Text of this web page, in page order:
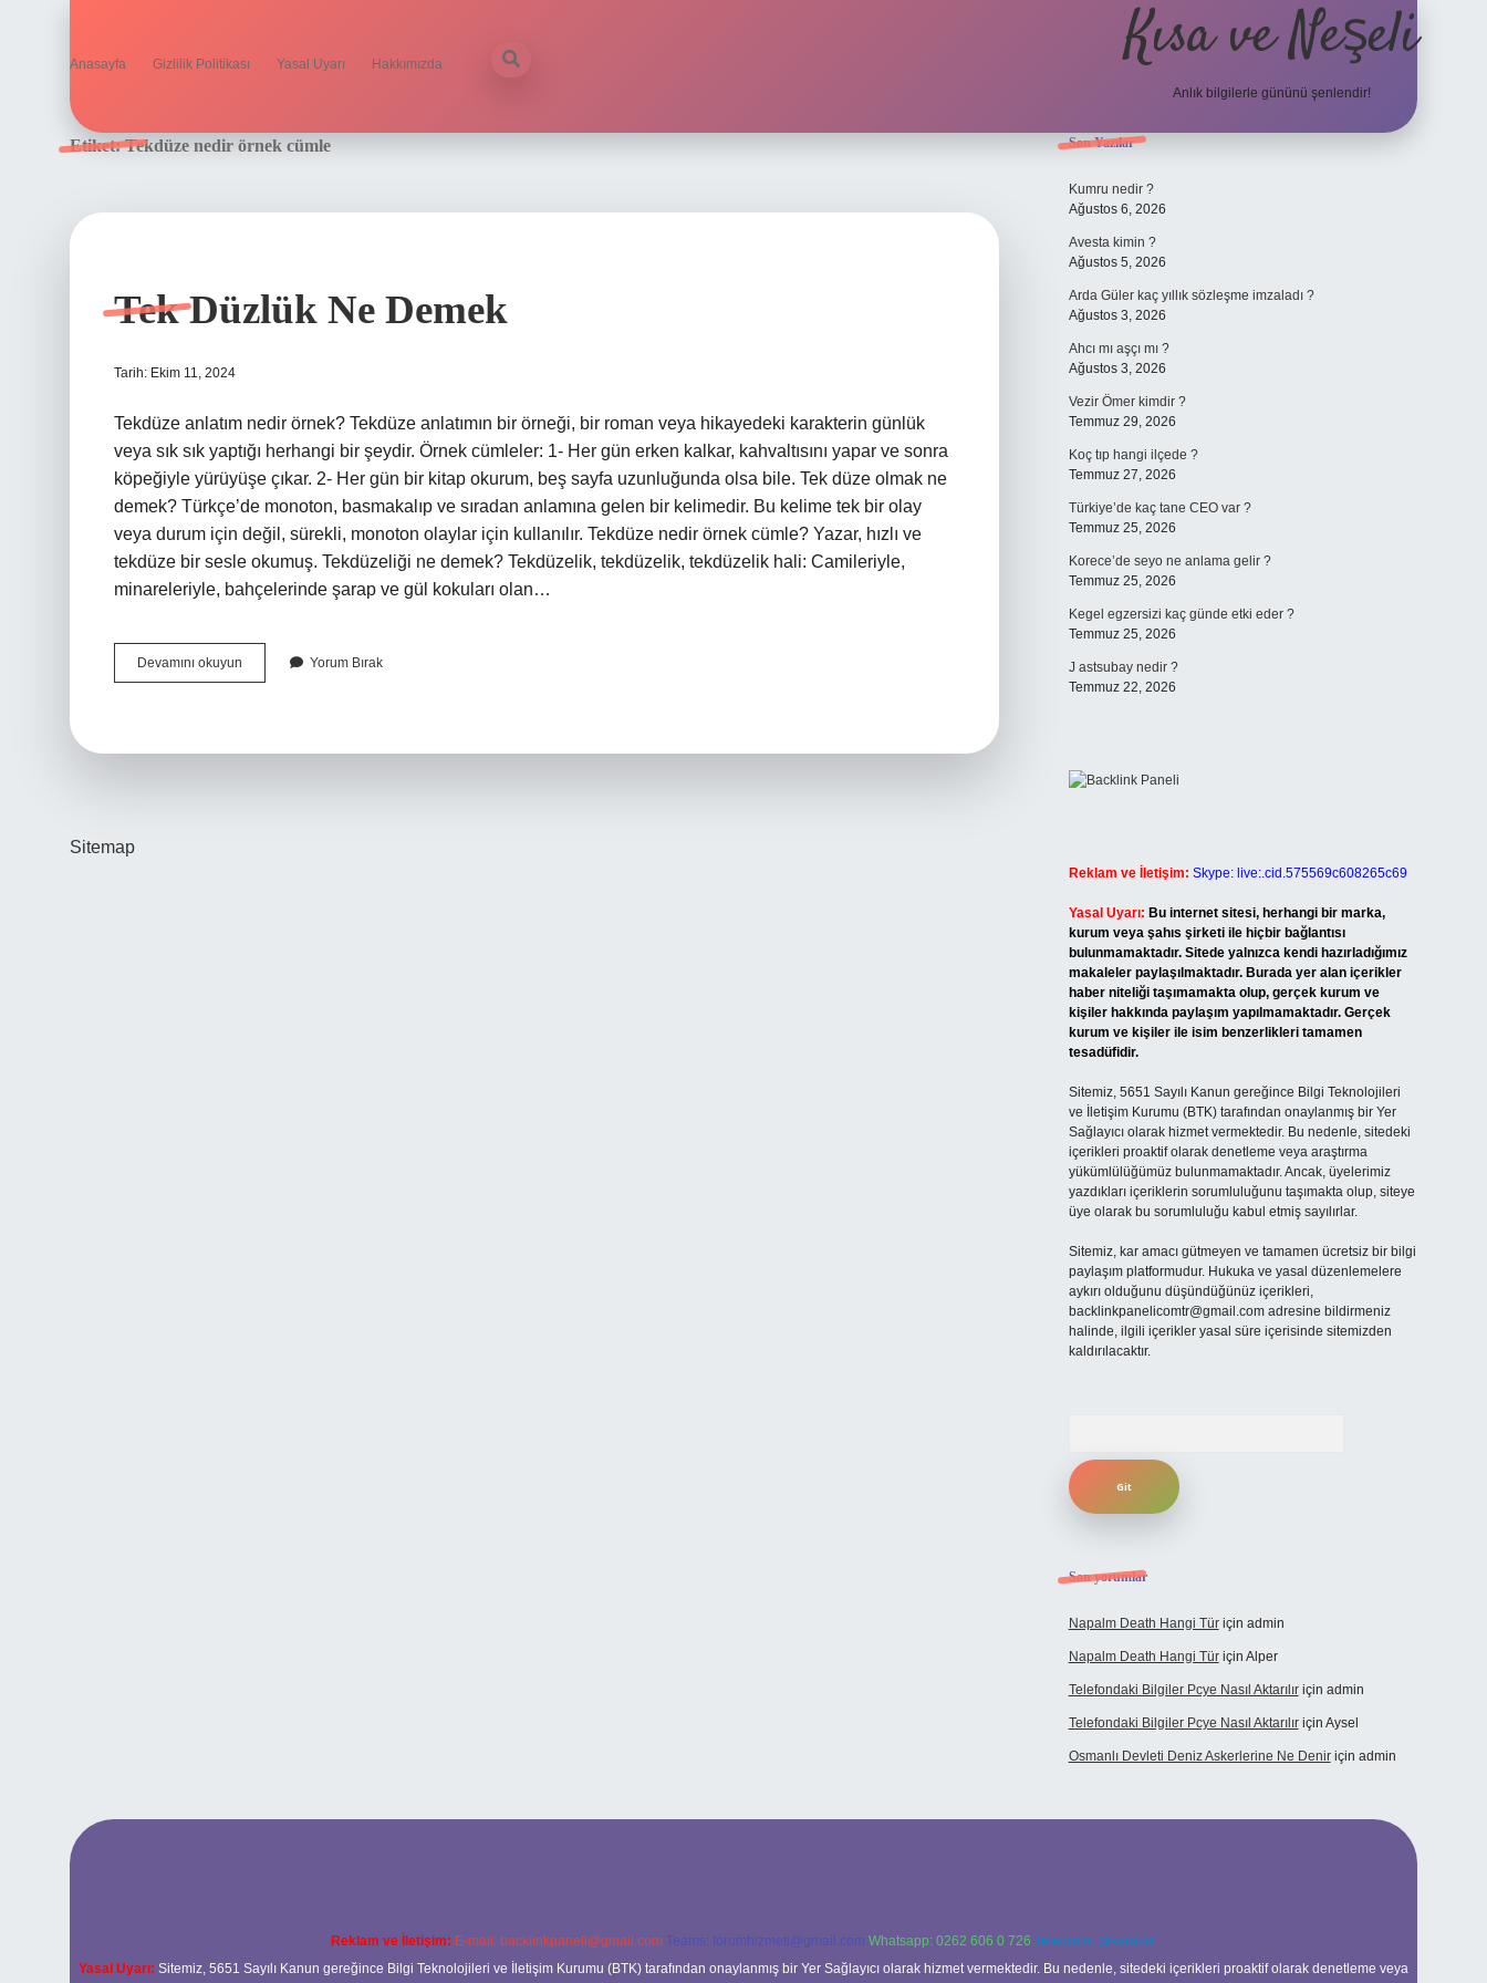
Anasayfa Gizlilik Politikası Yasal Uyarı Hakkımızda Kısa ve Neşeli
Anlık bilgilerle gününü şenlendir!
Etiket:Tekdüze nedir örnek cümle
Tek Düzlük Ne Demek
Tarih: Ekim 11, 2024
Tekdüze anlatım nedir örnek? Tekdüze anlatımın bir örneği, bir roman veya hikayedeki karakterin günlük
veya sık sık yaptığı herhangi bir şeydir. Örnek cümleler: 1- Her gün erken kalkar, kahvaltısını yapar ve sonra
köpeğiyle yürüyüşe çıkar. 2- Her gün bir kitap okurum, beş sayfa uzunluğunda olsa bile. Tek düze olmak ne
demek? Türkçe’de monoton, basmakalıp ve sıradan anlamına gelen bir kelimedir. Bu kelime tek bir olay
veya durum için değil, sürekli, monoton olaylar için kullanılır. Tekdüze nedir örnek cümle? Yazar, hızlı ve
tekdüze bir sesle okumuş. Tekdüzeliği ne demek? Tekdüzelik, tekdüzelik, tekdüzelik hali: Camileriyle,
minareleriyle, bahçelerinde şarap ve gül kokuları olan…
Devamını okuyun
Düzlük
Yorum Bırak
Sitemap
Sidebar
Son Yazılar
Kumru nedir ?
Ağustos 6, 2026
Avesta kimin ?
Ağustos 5, 2026
Arda Güler kaç yıllık sözleşme imzaladı ?
Ağustos 3, 2026
Ahcı mı aşçı mı ?
Ağustos 3, 2026
Vezir Ömer kimdir ?
Temmuz 29, 2026
Koç tıp hangi ilçede ?
Temmuz 27, 2026
Türkiye’de kaç tane CEO var ?
Temmuz 25, 2026
Korece’de seyo ne anlama gelir ?
Temmuz 25, 2026
Kegel egzersizi kaç günde etki eder ?
Temmuz 25, 2026
J astsubay nedir ?
Temmuz 22, 2026
Reklam ve İletişim: Skype: live:.cid.575569c608265c69
Yasal Uyarı: Bu internet sitesi, herhangi bir marka,
kurum veya şahıs şirketi ile hiçbir bağlantısı
bulunmamaktadır. Sitede yalnızca kendi hazırladığımız
makaleler paylaşılmaktadır. Burada yer alan içerikler
haber niteliği taşımamakta olup, gerçek kurum ve
kişiler hakkında paylaşım yapılmamaktadır. Gerçek
kurum ve kişiler ile isim benzerlikleri tamamen
tesadüfidir.
Sitemiz, 5651 Sayılı Kanun gereğince Bilgi Teknolojileri
ve İletişim Kurumu (BTK) tarafından onaylanmış bir Yer
Sağlayıcı olarak hizmet vermektedir. Bu nedenle, sitedeki
içerikleri proaktif olarak denetleme veya araştırma
yükümlülüğümüz bulunmamaktadır. Ancak, üyelerimiz
yazdıkları içeriklerin sorumluluğunu taşımakta olup, siteye
üye olarak bu sorumluluğu kabul etmiş sayılırlar.
Sitemiz, kar amacı gütmeyen ve tamamen ücretsiz bir bilgi
paylaşım platformudur. Hukuka ve yasal düzenlemelere
aykırı olduğunu düşündüğünüz içerikleri,
backlinkpanelicomtr@gmail.comadresine bildirmeniz
halinde, ilgili içerikler yasal süre içerisinde sitemizden
kaldırılacaktır.
Son yorumlar
Napalm Death Hangi Türiçin admin
Napalm Death Hangi Türiçin Alper
Telefondaki Bilgiler Pcye Nasıl Aktarılıriçin admin
Telefondaki Bilgiler Pcye Nasıl Aktarılıriçin Aysel
Osmanlı Devleti Deniz Askerlerine Ne Deniriçin admin
Reklam ve İletişim: E-mail: backlinkpaneli@gmail.com Teams: forumhizmeti@gmail.com Whatsapp: 0262 606 0 726 Telegram: @karabul
Yasal Uyarı: Sitemiz, 5651 Sayılı Kanun gereğince Bilgi Teknolojileri ve İletişim Kurumu (BTK) tarafından onaylanmış bir Yer Sağlayıcı olarak hizmet vermektedir. Bu nedenle, sitedeki içerikleri proaktif olarak denetleme veya